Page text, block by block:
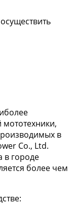
мототехники,
в
Co., Ltd.
в городе
более чем